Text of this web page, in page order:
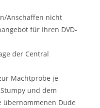
Anschaffen nicht
für Ihren DVD-
der Central
Machtprobe je
und dem
übernommenen Dude